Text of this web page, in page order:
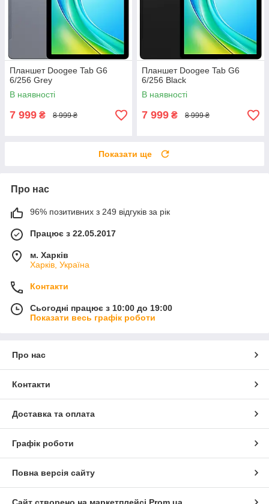
Планшет Doogee Tab G6
6/256 Grey
В наявності
7 999 ₴ 8 999 ₴
Планшет Doogee Tab G6
6/256 Black
В наявності
7 999 ₴ 8 999 ₴
Показати ще
Про нас
96% позитивних з 249 відгуків за рік
Працює з 22.05.2017
м. Харків
Харків, Україна
Контакти
Сьогодні працює з 10:00 до 19:00
Показати весь графік роботи
Про нас
Контакти
Доставка та оплата
Графік роботи
Повна версія сайту